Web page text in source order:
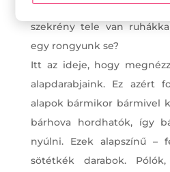
A szanálás után is
szekrény tele van
egy rongyunk se?
Itt az ideje, hogy
alapdarabjaink. Ez azért
alapok bármikor bármivel
bárhova hordhatók, így
nyúlni. Ezek alapszínű –
sötétkék darabok.